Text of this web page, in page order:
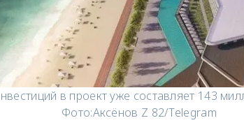
в проект уже составляет 143
Фото:Аксёнов Z 82/Telegram